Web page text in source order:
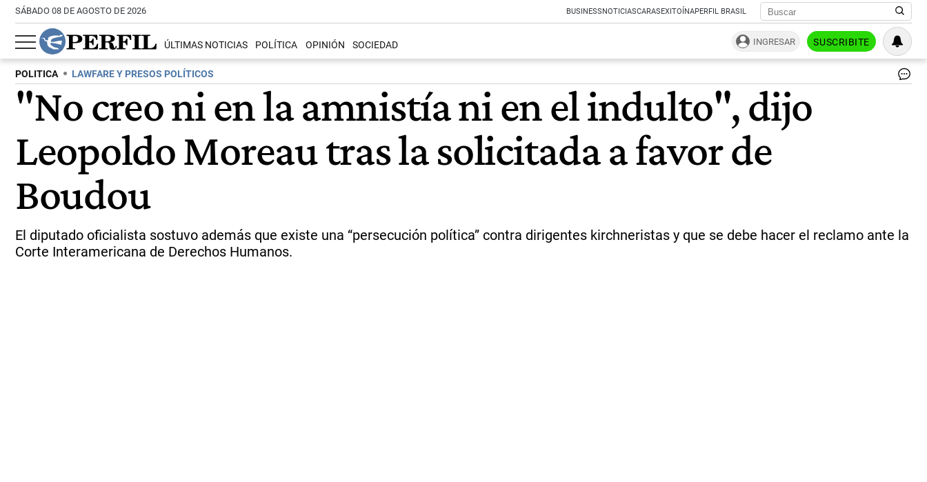
SÁBADO 08 DE AGOSTO DE 2026 BUSINESSNOTICIASCARASEXITOÍNAPERFIL BRASIL
ÚLTIMAS NOTICIAS POLÍTICA OPINIÓN SOCIEDAD INGRESAR SUSCRIBITE
POLITICA LAWFARE Y PRESOS POLÍTICOS
"No creo ni en la amnistía ni en el indulto", dijo
Leopoldo Moreau tras la solicitada a favor de
Boudou
El diputado oficialista sostuvo además que existe una “persecución política” contra dirigentes kirchneristas y que se debe hacer el reclamo ante la
Corte Interamericana de Derechos Humanos.